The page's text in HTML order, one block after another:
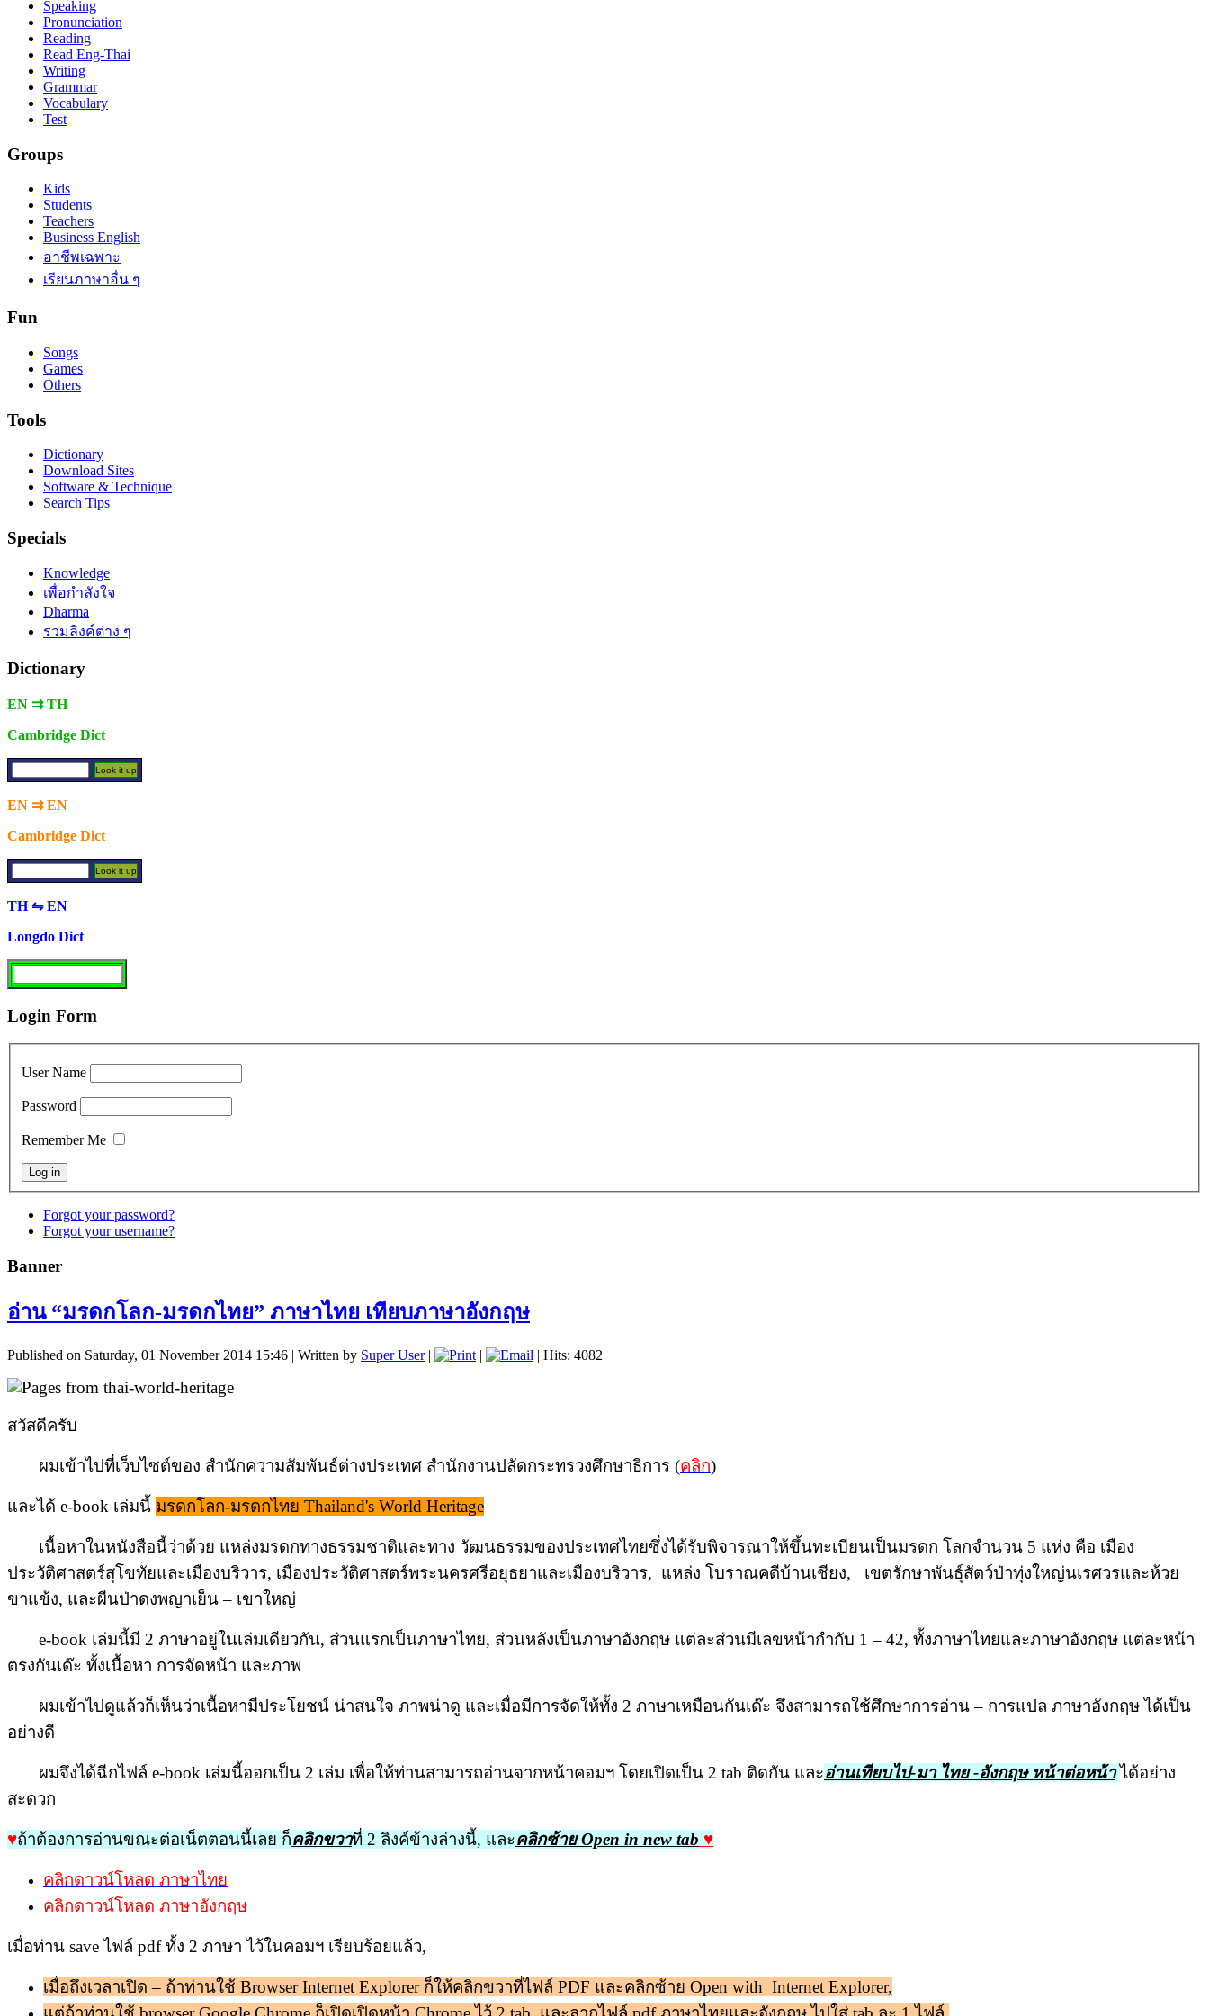
Speaking
Pronunciation
Reading
Read Eng-Thai
Writing
Grammar
Vocabulary
Test
Groups
Kids
Students
Teachers
Business English
อาชีพเฉพาะ
เรียนภาษาอื่น ๆ
Fun
Songs
Games
Others
Tools
Dictionary
Download Sites
Software & Technique
Search Tips
Specials
Knowledge
เพื่อกำลังใจ
Dharma
รวมลิงค์ต่าง ๆ
Dictionary
EN ⇉ TH
Cambridge Dict
EN ⇉ EN
Cambridge Dict
TH ⇋ EN
Longdo Dict
Login Form
User Name
Password
Remember Me
Forgot your password?
Forgot your username?
Banner
อ่าน “มรดกโลก-มรดกไทย” ภาษาไทย เทียบภาษาอังกฤษ
Published on Saturday, 01 November 2014 15:46 | Written by Super User| | | Hits: 4082
สวัสดีครับ
ผมเข้าไปที่เว็บไซต์ของ สำนักความสัมพันธ์ต่างประเทศ สำนักงานปลัดกระทรวงศึกษาธิการ (คลิก)
และได้ e-book เล่มนี้ มรดกโลก-มรดกไทย Thailand's World Heritage
เนื้อหาในหนังสือนี้ว่าด้วย แหล่งมรดกทางธรรมชาติและทาง วัฒนธรรมของประเทศไทยซึ่งได้รับพิจารณาให้ขึ้นทะเบียนเป็นมรดก โลกจำนวน 5 แห่ง คือ เมือง
ประวัติศาสตร์สุโขทัยและเมืองบริวาร, เมืองประวัติศาสตร์พระนครศรีอยุธยาและเมืองบริวาร, แหล่ง โบราณคดีบ้านเชียง, เขตรักษาพันธุ์สัตว์ป่าทุ่งใหญ่นเรศวรและห้วย
ขาแข้ง, และผืนป่าดงพญาเย็น– เขาใหญ่
e-book เล่มนี้มี 2 ภาษาอยู่ในเล่มเดียวกัน, ส่วนแรกเป็นภาษาไทย, ส่วนหลังเป็นภาษาอังกฤษ แต่ละส่วนมีเลขหน้ากำกับ 1 – 42, ทั้งภาษาไทยและภาษาอังกฤษ แต่ละหน้า
ตรงกันเด๊ะ ทั้งเนื้อหา การจัดหน้า และภาพ
ผมเข้าไปดูแล้วก็เห็นว่าเนื้อหามีประโยชน์ น่าสนใจ ภาพน่าดู และเมื่อมีการจัดให้ทั้ง 2 ภาษาเหมือนกันเด๊ะ จึงสามารถใช้ศึกษาการอ่าน – การแปล ภาษาอังกฤษ ได้เป็น
อย่างดี
ผมจึงได้ฉีกไฟล์ e-book เล่มนี้ออกเป็น 2 เล่ม เพื่อให้ท่านสามารถอ่านจากหน้าคอมฯ โดยเปิดเป็น 2 tab ติดกัน และอ่านเทียบไป-มา ไทย -อังกฤษ หน้าต่อหน้า ได้อย่าง
สะดวก
♥ถ้าต้องการอ่านขณะต่อเน็ตตอนนี้เลย ก็คลิกขวาที่ 2 ลิงค์ข้างล่างนี้, และคลิกซ้าย Open in new tab ♥
คลิกดาวน์โหลด ภาษาไทย
คลิกดาวน์โหลด ภาษาอังกฤษ
เมื่อท่าน save ไฟล์ pdf ทั้ง 2 ภาษา ไว้ในคอมฯ เรียบร้อยแล้ว,
เมื่อถึงเวลาเปิด – ถ้าท่านใช้ Browser Internet Explorer ก็ให้คลิกขวาที่ไฟล์ PDF และคลิกซ้าย Open with Internet Explorer,